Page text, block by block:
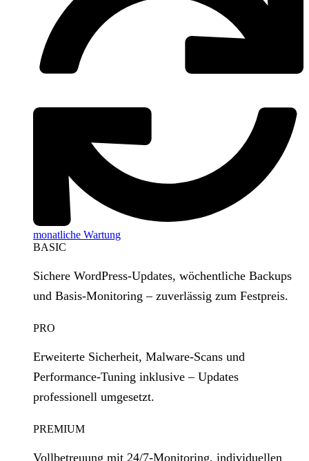
monatliche Wartung
BASIC
Sichere WordPress‑Updates, wöchentliche Backups
und Basis‑Monitoring – zuverlässig zum Festpreis.
PRO
Erweiterte Sicherheit, Malware‑Scans und
Performance‑Tuning inklusive – Updates
professionell umgesetzt.
PREMIUM
Vollbetreuung mit 24/7‑Monitoring, individuellen